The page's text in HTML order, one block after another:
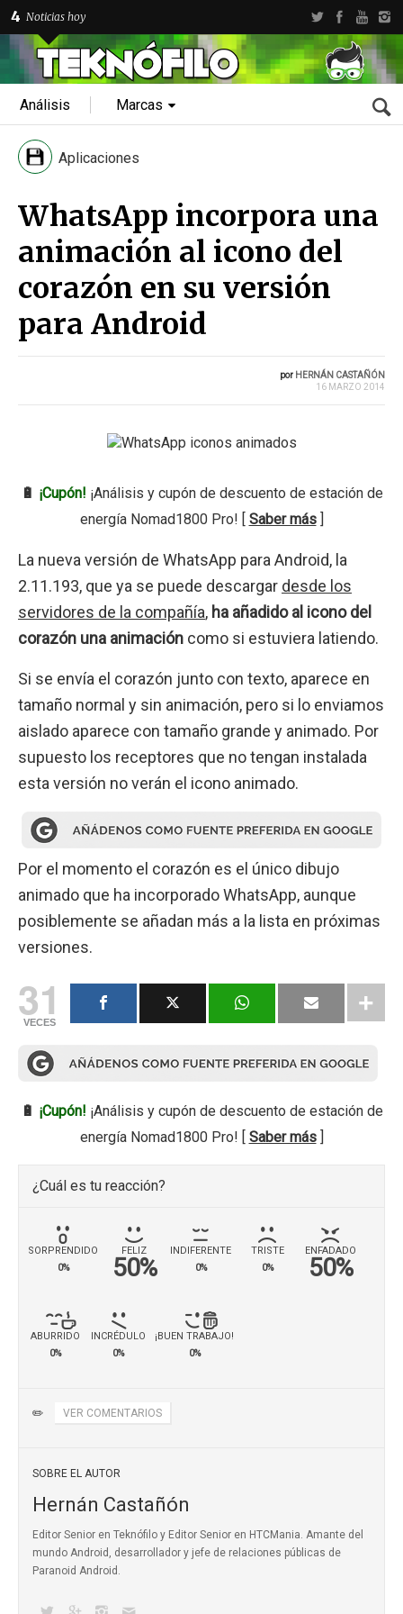
4 Noticias hoy
Análisis Marcas
Aplicaciones
WhatsApp incorpora una
animación al icono del
corazón en su versión
para Android
por HERNÁN CASTAÑÓN
16 MARZO 2014
🔋 ¡Cupón! ¡Análisis y cupón de descuento de estación de
energía Nomad1800 Pro! [ Saber más]
La nueva versión de WhatsApp para Android, la
2.11.193, que ya se puede descargar desde los
servidores de la compañía, ha añadido al icono del
corazón una animación como si estuviera latiendo.
Si se envía el corazón junto con texto, aparece en
tamaño normal y sin animación, pero si lo enviamos
aislado aparece con tamaño grande y animado. Por
supuesto los receptores que no tengan instalada
esta versión no verán el icono animado.
Por el momento el corazón es el único dibujo
animado que ha incorporado WhatsApp, aunque
posiblemente se añadan más a la lista en próximas
versiones.
31
VECES
🔋 ¡Cupón! ¡Análisis y cupón de descuento de estación de
energía Nomad1800 Pro! [ Saber más]
¿Cuál es tu reacción?
SORPRENDIDO
0%
FELIZ
50%
INDIFERENTE
0%
TRISTE
0%
ENFADADO
50%
ABURRIDO
0%
INCRÉDULO
0%
¡BUEN TRABAJO!
0%
✏️ VER COMENTARIOS
SOBRE EL AUTOR
Hernán Castañón
Editor Senior en Teknófilo y Editor Senior en HTCMania. Amante del
mundo Android, desarrollador y jefe de relaciones públicas de
Paranoid Android.